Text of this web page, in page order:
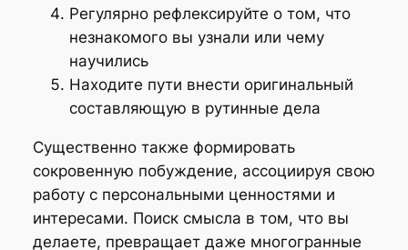
Регулярно рефлексируйте о том, что
незнакомого вы узнали или чему
научились
Находите пути внести оригинальный
составляющую в рутинные дела
Существенно также формировать
сокровенную побуждение, ассоциируя свою
работу с персональными ценностями и
интересами. Поиск смысла в том, что вы
делаете, превращает даже многогранные